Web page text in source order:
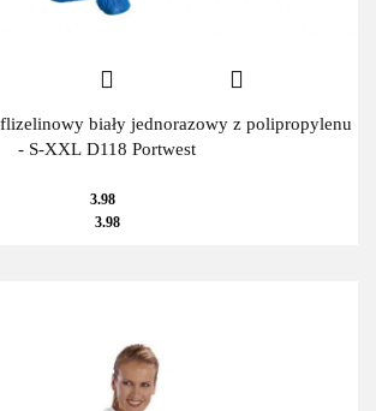
biały jednorazowy z polipropylenu
- S-XXL D118 Portwest
3.98
3.98